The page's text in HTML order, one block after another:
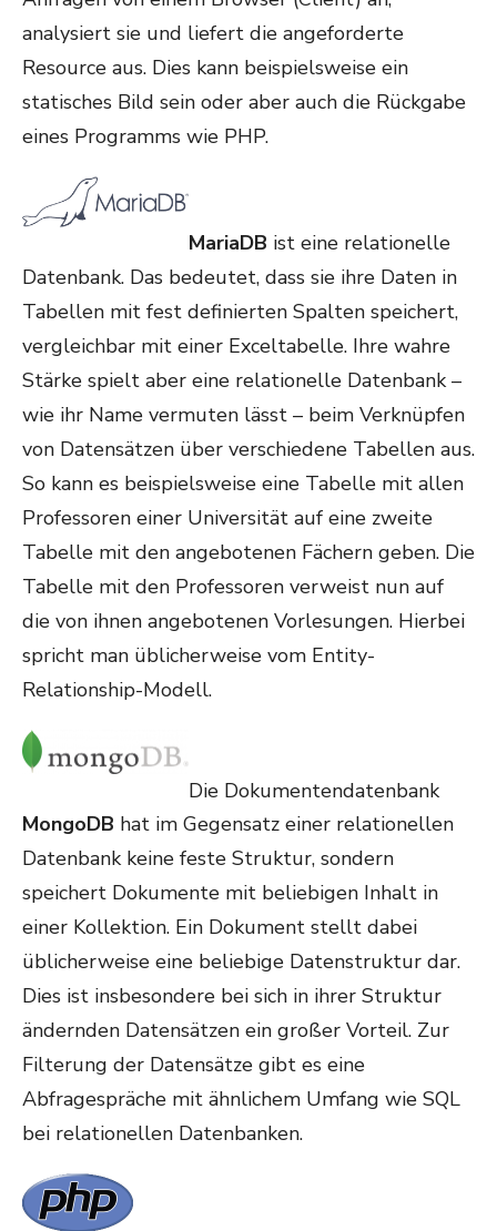
analysiert sie und liefert die angeforderte
Resource aus. Dies kann beispielsweise ein
statisches Bild sein oder aber auch die Rückgabe
eines Programms wie PHP.
MariaDB ist eine relationelle
Datenbank. Das bedeutet, dass sie ihre Daten in
Tabellen mit fest definierten Spalten speichert,
vergleichbar mit einer Exceltabelle. Ihre wahre
Stärke spielt aber eine relationelle Datenbank –
wie ihr Name vermuten lässt – beim Verknüpfen
von Datensätzen über verschiedene Tabellen aus.
So kann es beispielsweise eine Tabelle mit allen
Professoren einer Universität auf eine zweite
Tabelle mit den angebotenen Fächern geben. Die
Tabelle mit den Professoren verweist nun auf
die von ihnen angebotenen Vorlesungen. Hierbei
spricht man üblicherweise vom Entity-
Relationship-Modell.
Die Dokumentendatenbank
MongoDB hat im Gegensatz einer relationellen
Datenbank keine feste Struktur, sondern
speichert Dokumente mit beliebigen Inhalt in
einer Kollektion. Ein Dokument stellt dabei
üblicherweise eine beliebige Datenstruktur dar.
Dies ist insbesondere bei sich in ihrer Struktur
ändernden Datensätzen ein großer Vorteil. Zur
Filterung der Datensätze gibt es eine
Abfragespräche mit ähnlichem Umfang wie SQL
bei relationellen Datenbanken.